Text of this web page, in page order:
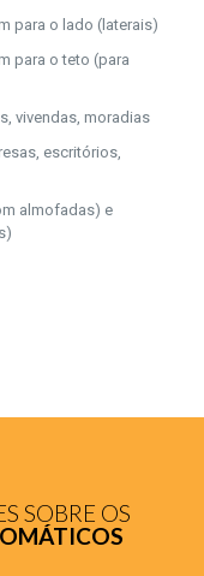
para o lado (laterais)
para o teto (para
vivendas, moradias
escritórios,
almofadas) e
SOBRE OS